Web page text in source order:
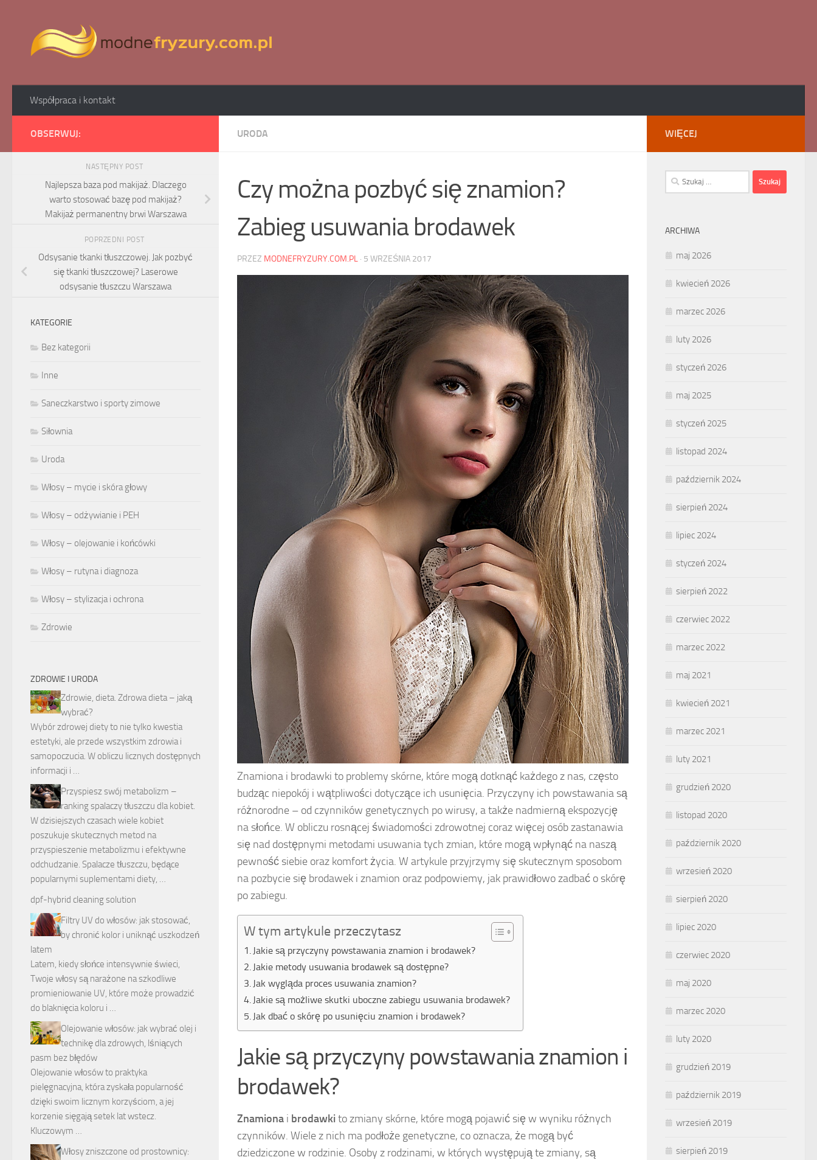
Współpraca i kontakt
URODA
Czy można pozbyć się znamion?
Zabieg usuwania brodawek
PRZEZ MODNEFRYZURY.COM.PL · 5 WRZEŚNIA 2017
Znamiona i brodawki to problemy skórne, które mogą dotknąć każdego z nas, często
budząc niepokój i wątpliwości dotyczące ich usunięcia. Przyczyny ich powstawania są
różnorodne – od czynników genetycznych po wirusy, a także nadmierną ekspozycję
na słońce. W obliczu rosnącej świadomości zdrowotnej coraz więcej osób zastanawia
się nad dostępnymi metodami usuwania tych zmian, które mogą wpłynąć na naszą
pewność siebie oraz komfort życia. W artykule przyjrzymy się skutecznym sposobom
na pozbycie się brodawek i znamion oraz podpowiemy, jak prawidłowo zadbać o skórę
po zabiegu.
W tym artykule przeczytasz
Jakie są przyczyny powstawania znamion i brodawek?
Jakie metody usuwania brodawek są dostępne?
Jak wygląda proces usuwania znamion?
Jakie są możliwe skutki uboczne zabiegu usuwania brodawek?
Jak dbać o skórę po usunięciu znamion i brodawek?
Jakie są przyczyny powstawania znamion i
brodawek?
Znamiona i brodawki to zmiany skórne, które mogą pojawić się w wyniku różnych
czynników. Wiele z nich ma podłoże genetyczne, co oznacza, że mogą być
dziedziczone w rodzinie. Osoby z rodzinami, w których występują te zmiany, są
OBSERWUJ:
NASTĘPNY POST
Najlepsza baza pod makijaż. Dlaczego
warto stosować bazę pod makijaż?
Makijaż permanentny brwi Warszawa
POPRZEDNI POST
Odsysanie tkanki tłuszczowej. Jak pozbyć
się tkanki tłuszczowej? Laserowe
odsysanie tłuszczu Warszawa
KATEGORIE
Bez kategorii
Inne
Saneczkarstwo i sporty zimowe
Siłownia
Uroda
Włosy – mycie i skóra głowy
Włosy – odżywianie i PEH
Włosy – olejowanie i końcówki
Włosy – rutyna i diagnoza
Włosy – stylizacja i ochrona
Zdrowie
ZDROWIE I URODA
Zdrowie, dieta. Zdrowa dieta – jaką
wybrać?
Wybór zdrowej diety to nie tylko kwestia
estetyki, ale przede wszystkim zdrowia i
samopoczucia. W obliczu licznych dostępnych
informacji i …
Przyspiesz swój metabolizm –
ranking spalaczy tłuszczu dla kobiet.
W dzisiejszych czasach wiele kobiet
poszukuje skutecznych metod na
przyspieszenie metabolizmu i efektywne
odchudzanie. Spalacze tłuszczu, będące
popularnymi suplementami diety, …
dpf-hybrid cleaning solution
Filtry UV do włosów: jak stosować,
by chronić kolor i uniknąć uszkodzeń
latem
Latem, kiedy słońce intensywnie świeci,
Twoje włosy są narażone na szkodliwe
promieniowanie UV, które może prowadzić
do blaknięcia koloru i …
Olejowanie włosów: jak wybrać olej i
technikę dla zdrowych, lśniących
pasm bez błędów
Olejowanie włosów to praktyka
pielęgnacyjna, która zyskała popularność
dzięki swoim licznym korzyściom, a jej
korzenie sięgają setek lat wstecz.
Kluczowym …
Włosy zniszczone od prostownicy:
WIĘCEJ
Szukaj:
ARCHIWA
maj 2026
kwiecień 2026
marzec 2026
luty 2026
styczeń 2026
maj 2025
styczeń 2025
listopad 2024
październik 2024
sierpień 2024
lipiec 2024
styczeń 2024
sierpień 2022
czerwiec 2022
marzec 2022
maj 2021
kwiecień 2021
marzec 2021
luty 2021
grudzień 2020
listopad 2020
październik 2020
wrzesień 2020
sierpień 2020
lipiec 2020
czerwiec 2020
maj 2020
marzec 2020
luty 2020
grudzień 2019
październik 2019
wrzesień 2019
sierpień 2019